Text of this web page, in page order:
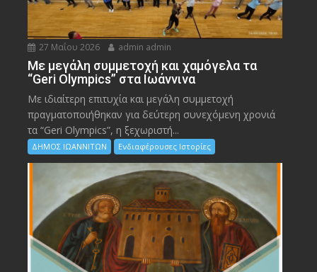
27 Μαΐου 2026 admin admin
Με μεγάλη συμμετοχή και χαμόγελα τα
“Geri Olympics” στα Ιωάννινα
Με ιδιαίτερη επιτυχία και μεγάλη συμμετοχή
πραγματοποιήθηκαν για δεύτερη συνεχόμενη χρονιά
τα “Geri Olympics”, η ξεχωριστή...
ΔΗΜΟΣ ΙΩΑΝΝΙΤΩΝ Ενδιαφέρουσες Ιστορίες